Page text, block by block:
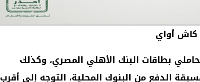
كاش أواي
بطاقات البنك الأهلي المصري، وكذلك
الدفع من البنوك المحلية، التوجه إلى أقرب